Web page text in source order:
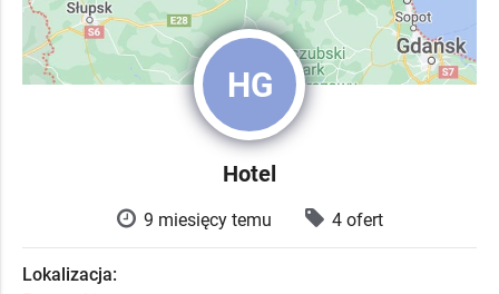
HG
Hotel
9 miesięcy temu 4 ofert
Lokalizacja: